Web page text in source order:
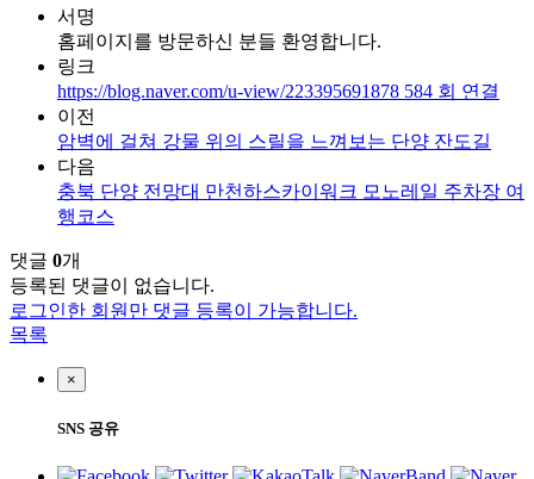
서명
홈페이지를 방문하신 분들 환영합니다.
링크
https://blog.naver.com/u-view/223395691878 584 회 연결
이전
암벽에 걸쳐 강물 위의 스릴을 느껴보는 단양 잔도길
다음
충북 단양 전망대 만천하스카이워크 모노레일 주차장 여
행코스
댓글 0개
등록된 댓글이 없습니다.
로그인한 회원만 댓글 등록이 가능합니다.
목록
×
SNS 공유